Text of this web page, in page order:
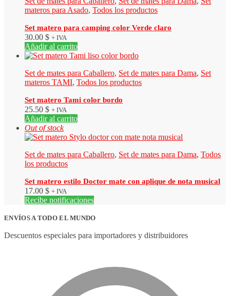
materos para Asado, Todos los productos
Set matero para camping color Verde claro
30.00 $ + IVA
Añadir al carrito
Set de mates para Caballero, Set de mates para Dama, Set
materos TAMI, Todos los productos
Set matero Tami color bordo
25.50 $ + IVA
Añadir al carrito
Out of stock
Set de mates para Caballero, Set de mates para Dama, Todos
los productos
Set matero estilo Doctor mate con aplique de nota musical
17.00 $ + IVA
Recibe notificaciones
ENVÍOS A TODO EL MUNDO
Descuentos especiales para importadores y distribuidores